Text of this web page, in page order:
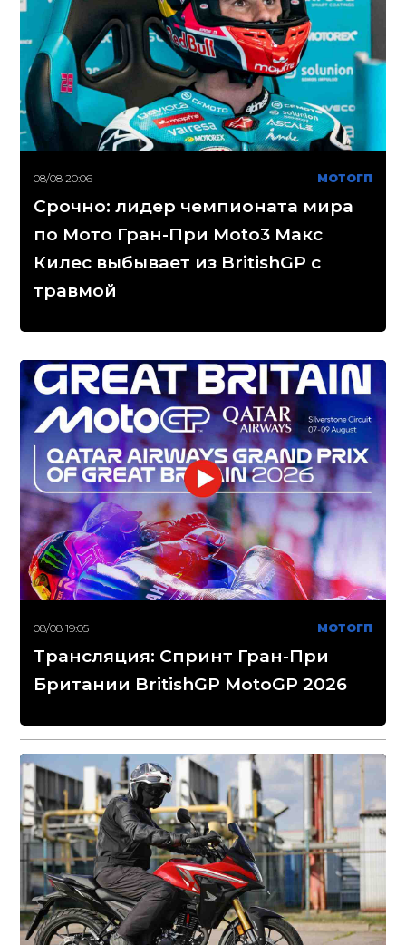
08/08 20:06 МОТОГП
Срочно: лидер чемпионата мира
по Мото Гран-При Moto3 Макс
Килес выбывает из BritishGP с
травмой
08/08 19:05 МОТОГП
Трансляция: Спринт Гран-При
Британии BritishGP MotoGP 2026